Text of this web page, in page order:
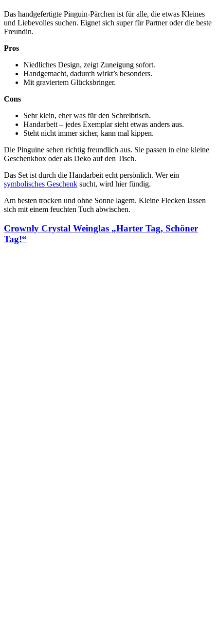
Das handgefertigte Pinguin-Pärchen ist für alle, die etwas Kleines
und Liebevolles suchen. Eignet sich super für Partner oder die beste
Freundin.
Pros
Niedliches Design, zeigt Zuneigung sofort.
Handgemacht, dadurch wirkt’s besonders.
Mit graviertem Glücksbringer.
Cons
Sehr klein, eher was für den Schreibtisch.
Handarbeit – jedes Exemplar sieht etwas anders aus.
Steht nicht immer sicher, kann mal kippen.
Die Pinguine sehen richtig freundlich aus. Sie passen in eine kleine
Geschenkbox oder als Deko auf den Tisch.
Das Set ist durch die Handarbeit echt persönlich. Wer ein
symbolisches Geschenk sucht, wird hier fündig.
Am besten trocken und ohne Sonne lagern. Kleine Flecken lassen
sich mit einem feuchten Tuch abwischen.
Crownly Crystal Weinglas „Harter Tag, Schöner
Tag!“